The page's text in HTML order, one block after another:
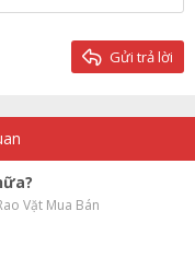
Gửi trả lời
Vặt Mua Bán